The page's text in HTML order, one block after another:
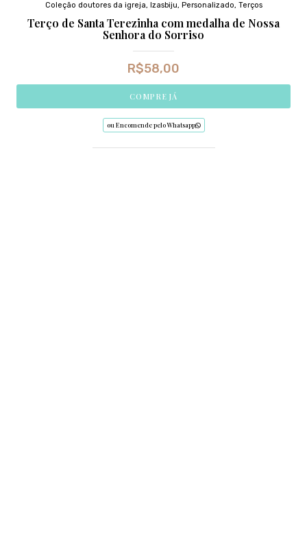
Coleção doutores da igreja, Izasbiju, Personalizado, Terços
Terço de Santa Terezinha com medalha de Nossa
Senhora do Sorriso
R$58,00
COMPRE JÁ
ou Encomende pelo Whatsapp